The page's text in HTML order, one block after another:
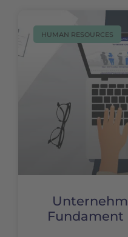
HUMAN RESOURCES
Fundament